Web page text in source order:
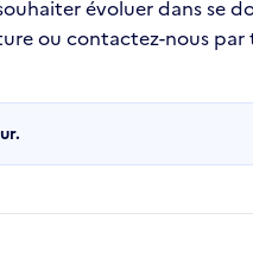
évoluer dans se
ou contactez-nous par